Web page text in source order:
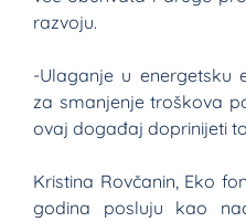
razvoju.
-Ulaganje u energetsku
za smanjenje troškova
ovaj događaj doprinijeti
Kristina Rovčanin, Eko
godina posluju kao